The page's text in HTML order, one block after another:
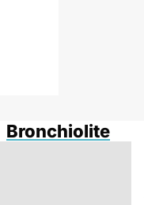
Bronchiolite